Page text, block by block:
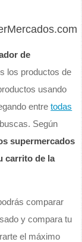
de
los productos de
usando
entretodas
Según
supermercados
carrito de la
comparar
y compara tu
el máximo